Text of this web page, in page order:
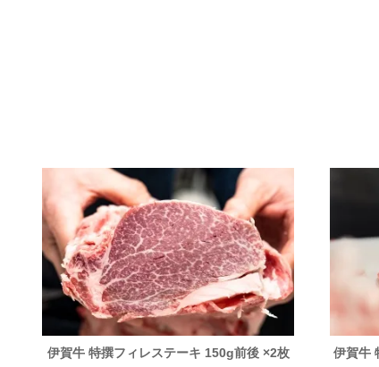
伊賀牛 特撰フィレステーキ 150g前後 ×2枚
伊賀牛